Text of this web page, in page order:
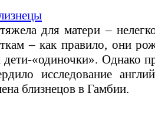
для матери –
– как правило, они
«одиночки». Однако
исследование
близнецов в Гамбии.